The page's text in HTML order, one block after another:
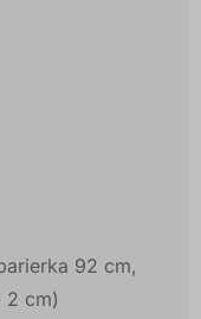
92 cm,
2 cm)